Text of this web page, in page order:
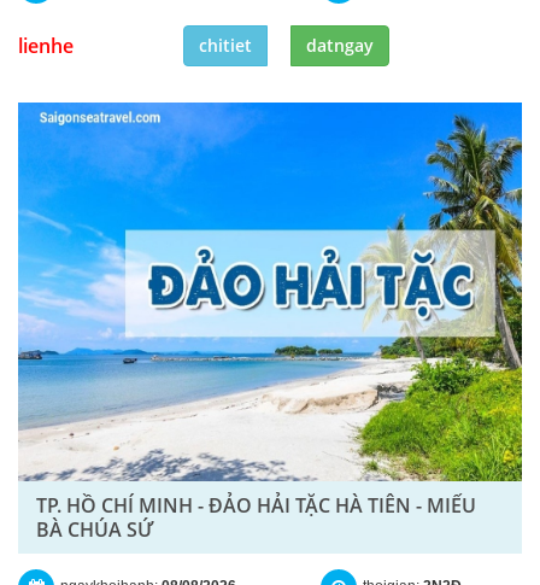
lienhe chitiet datngay
TP. HỒ CHÍ MINH - ĐẢO HẢI TẶC HÀ TIÊN - MIẾU
BÀ CHÚA SỨ